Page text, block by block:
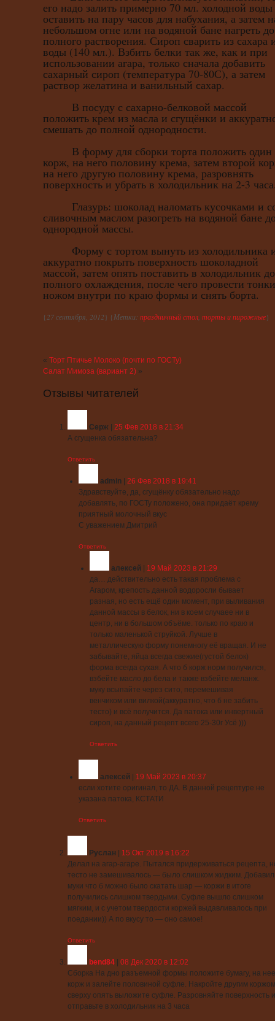
его надо залить примерно 70 мл. холодной
оставить на пару часов для набухания, а затем
небольшом огне или на водяной бане нагреть до
полного растворения. Сироп сварить из сахара
воды (140 мл.). Взбить белки так же, как и при
использовании агара, только сначала добавить
сахарный сироп (температура 70-80С), а затем
раствор желатина и ванильный сахар.
В посуду с сахарно-белковой массой
положить крем из масла и сгущёнки и
смешать до полной однородности.
В форму для сборки торта положить один
корж, на него половину крема, затем второй
на него другую половину крема, разровнять
поверхность и убрать в холодильник на 2-3
Глазурь: шоколад наломать кусочками и
сливочным маслом разогреть на водяной бане
однородной массы.
Форму с тортом вынуть из холодильника
аккуратно покрыть поверхность шоколадной
массой, затем опять поставить в холодильник до
полного охлаждения, после чего провести
ножом внутри по краю формы и снять борта.
{27 сентября, 2012} {Метки: праздничный стол торты и пирожные}
« Торт Птичье Молоко (почти по ГОСТу)
Салат Мимоза (вариант 2) »
Отзывы читателей
Серж
25 Фев 2018 в 21:34
А сгущенка обязательна?
Ответить
admin
26 Фев 2018 в 19:41
Здравствуйте, да, сгущёнку обязательно надо
добавлять, по ГОСТу положено, она придаёт крему
приятный молочный вкус
С уважением Дмитрий
Ответить
алексей
19 Май 2023 в 21:29
да… действительно есть такая проблема с
Агаром, крепость данной водоросли бывает
разная, но есть ещё один момент, при выливания
данной массы в белок, ни в коем случаее ни в
центр, ни в большом объёме. только по краю и
только маленькой струйкой. Лучше в
металлическую форму понемногу её вращая. И не
забывайте, яйца всегда свежие(густой белок)
форма всегда сухая. А что б корж норм получился,
взбейте масло до бела и также взбейте меланж.
муку всыпайте через сито, перемешивая
венчиком или вилкой(аккуратно, что б не забить
тесто) и всё получится. Да патока или инвертный
сироп, на данный рецепт всего 25-30г Усё )))
Ответить
алексей
19 Май 2023 в 20:37
если хотите оригинал, то ДА. В данной рецептуре не
указана патока, КСТАТИ
Ответить
Руслан
15 Окт 2019 в 16:22
Делал на агар-агаре. Пытался придерживаться рецепта,
тесто не замешивалось — было слишком жидким. Добавил
муки что б можно было скатать шар — коржи в итоге
получились слишком твердыми. Суфле вышло слишком
мягким, и с учетом твердости коржей выдавливалось при
поедании)) А по вкусу то — оно самое!
Ответить
bend84
08 Дек 2020 в 12:02
Сборка На дно разъемной формы положите бумагу, на нее
корж и залейте половиной суфле. Накройте другим
сверху опять выложите суфле. Разровняйте поверхность и
отправьте в холодильник на 3 часа